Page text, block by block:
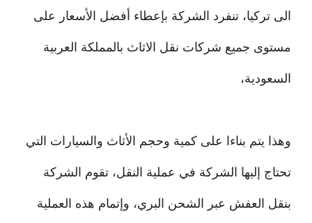
الى تركيا، تنفرد الشركة بإعطاء أفضل الأسعار على
مستوى جميع شركات نقل الاثاث بالمملكة العربية
السعودية،
وهذا يتم بناءا على كمية وحجم الأثاث والسيارات التي
تحتاج إليها الشركة في عملية النقل، تقوم الشركة
بنقل العفش عبر الشحن البري، وإتمام هذه العملية